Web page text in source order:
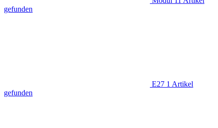
gefunden
E27 1 Artikel
gefunden